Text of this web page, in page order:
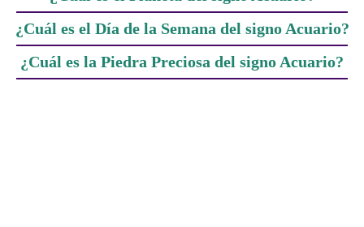
¿Cuál es el Día de la Semana del signo Acuario?
¿Cuál es la Piedra Preciosa del signo Acuario?